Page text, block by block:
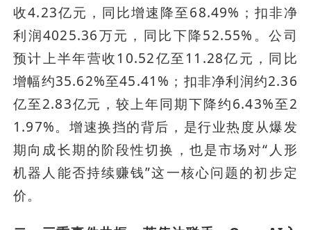
收4.23亿元，同比增速降至68.49%；扣非净
利润4025.36万元，同比下降52.55%。公司
预计上半年营收10.52亿至11.28亿元，同比
增幅约35.62%至45.41%；扣非净利润约2.36
亿至2.83亿元，较上年同期下降约6.43%至2
1.97%。增速换挡的背后，是行业热度从爆发
期向成长期的阶段性切换，也是市场对“人形
机器人能否持续赚钱”这一核心问题的初步定
价。